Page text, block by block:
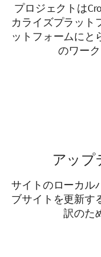
プロジェクトは
カライズプラット
ットフォームにと
のワー
アップ
サイトのローカル
ブサイトを更新す
訳のた